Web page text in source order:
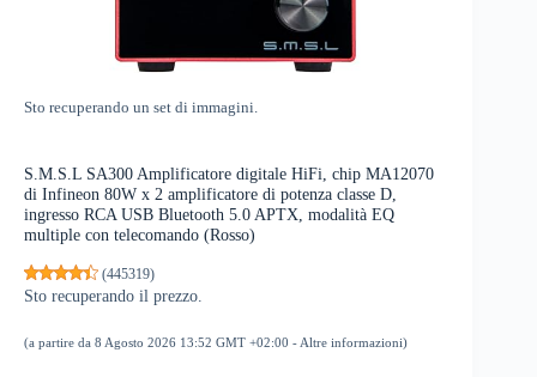
Sto recuperando un set di immagini.
S.M.S.L SA300 Amplificatore digitale HiFi, chip MA12070
di Infineon 80W x 2 amplificatore di potenza classe D,
ingresso RCA USB Bluetooth 5.0 APTX, modalità EQ
multiple con telecomando (Rosso)
(445319)
Sto recuperando il prezzo.
(a partire da 8 Agosto 2026 13:52 GMT +02:00 - Altre informazioni)